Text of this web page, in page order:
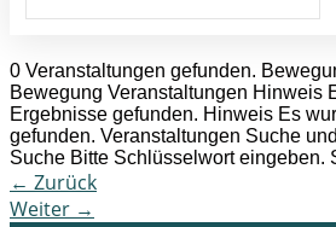
0 Veranstaltungen gefunden.
Bewegung Veranstaltungen Hinweis
Ergebnisse gefunden. Hinweis Es
gefunden. Veranstaltungen Suche
Suche Bitte Schlüsselwort eingeben.
← Zurück
Weiter →